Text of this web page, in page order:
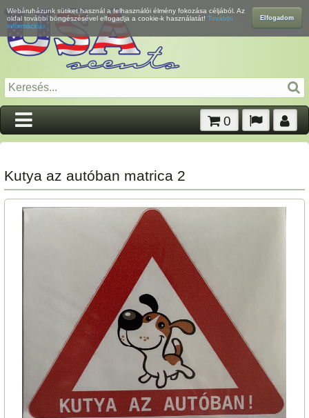
Elfogadom
Webáruházunk sütiket használ a felhasználói élmény fokozása céljából. Az
oldal további böngészésével elfogadja a cookie-k használatát! További
információk...
0
Kutya az autóban matrica 2